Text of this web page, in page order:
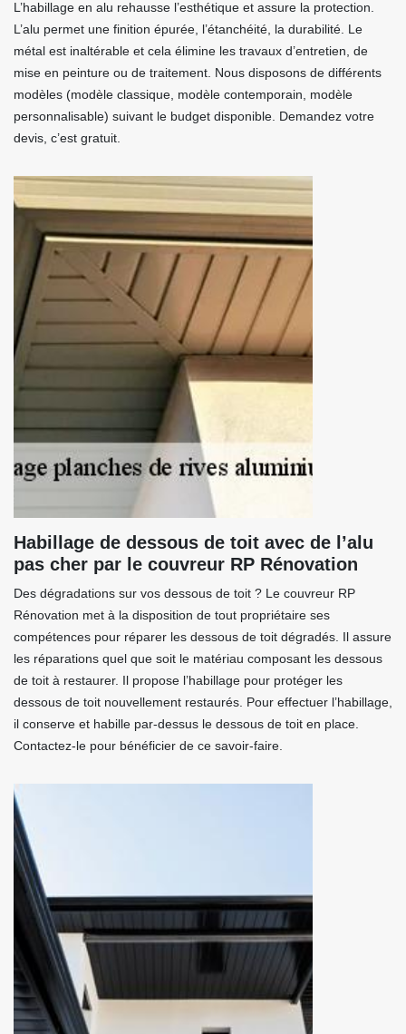
L’habillage en alu rehausse l’esthétique et assure la protection.
L’alu permet une finition épurée, l’étanchéité, la durabilité. Le
métal est inaltérable et cela élimine les travaux d’entretien, de
mise en peinture ou de traitement. Nous disposons de différents
modèles (modèle classique, modèle contemporain, modèle
personnalisable) suivant le budget disponible. Demandez votre
devis, c’est gratuit.
Habillage de dessous de toit avec de l’alu
pas cher par le couvreur RP Rénovation
Des dégradations sur vos dessous de toit ? Le couvreur RP
Rénovation met à la disposition de tout propriétaire ses
compétences pour réparer les dessous de toit dégradés. Il assure
les réparations quel que soit le matériau composant les dessous
de toit à restaurer. Il propose l’habillage pour protéger les
dessous de toit nouvellement restaurés. Pour effectuer l’habillage,
il conserve et habille par-dessus le dessous de toit en place.
Contactez-le pour bénéficier de ce savoir-faire.